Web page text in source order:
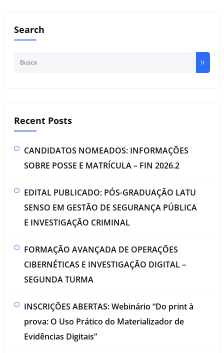
Search
Ir
Recent Posts
CANDIDATOS NOMEADOS: INFORMAÇÕES
SOBRE POSSE E MATRÍCULA – FIN 2026.2
EDITAL PUBLICADO: PÓS-GRADUAÇÃO LATU
SENSO EM GESTÃO DE SEGURANÇA PÚBLICA
E INVESTIGAÇÃO CRIMINAL​
FORMAÇÃO AVANÇADA DE OPERAÇÕES
CIBERNÉTICAS E INVESTIGAÇÃO DIGITAL –
SEGUNDA TURMA​
INSCRIÇÕES ABERTAS: Webinário “Do print à
prova: O Uso Prático do Materializador de
Evidências Digitais”​